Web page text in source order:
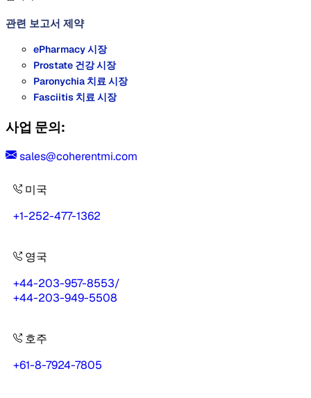
관련 보고서 제약
ePharmacy 시장
Prostate 건강 시장
Paronychia 치료 시장
Fasciitis 치료 시장
사업 문의:
sales@coherentmi.com
미국
+1-252-477-1362
영국
+44-203-957-8553/
+44-203-949-5508
호주
+61-8-7924-7805